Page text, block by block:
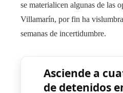
se materialicen algunas de las
Villamarín, por fin ha
semanas de incertidumbre.
Asciende a
de detenidos